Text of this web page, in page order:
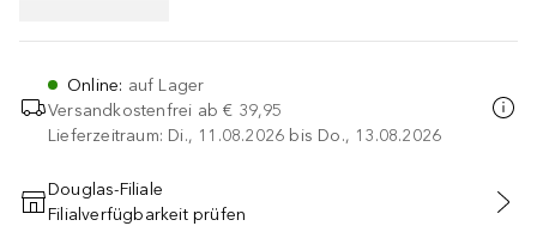
Online: auf Lager
Versandkostenfrei ab € 39,95
Lieferzeitraum: Di., 11.08.2026 bis Do., 13.08.2026
IN DEN WARENKORB
Douglas-Filiale
Filialverfügbarkeit prüfen